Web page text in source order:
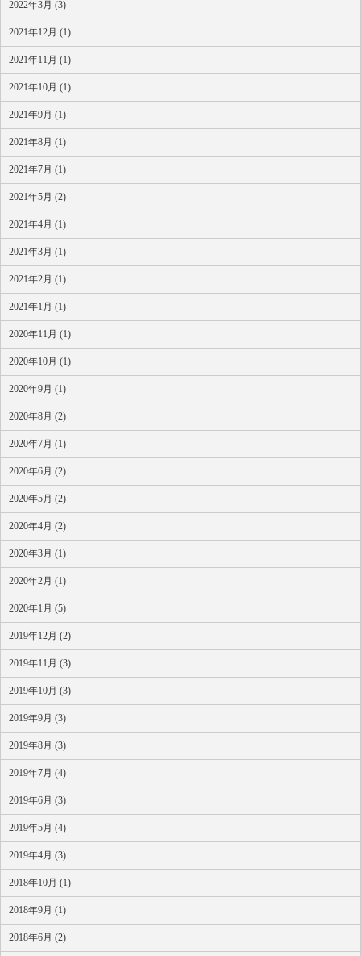
2022年3月 (3)
2021年12月 (1)
2021年11月 (1)
2021年10月 (1)
2021年9月 (1)
2021年8月 (1)
2021年7月 (1)
2021年5月 (2)
2021年4月 (1)
2021年3月 (1)
2021年2月 (1)
2021年1月 (1)
2020年11月 (1)
2020年10月 (1)
2020年9月 (1)
2020年8月 (2)
2020年7月 (1)
2020年6月 (2)
2020年5月 (2)
2020年4月 (2)
2020年3月 (1)
2020年2月 (1)
2020年1月 (5)
2019年12月 (2)
2019年11月 (3)
2019年10月 (3)
2019年9月 (3)
2019年8月 (3)
2019年7月 (4)
2019年6月 (3)
2019年5月 (4)
2019年4月 (3)
2018年10月 (1)
2018年9月 (1)
2018年6月 (2)